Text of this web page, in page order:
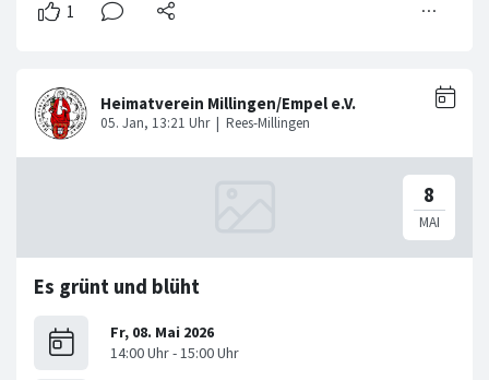
Es grünt und blüht